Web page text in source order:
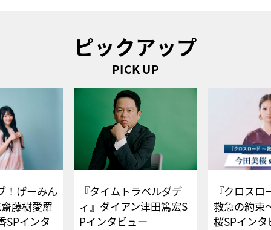
ピックアップ
PICK UP
！げーみん
藤樹愛羅
SPインタ
『タイムトラベルダデ
ィ』ダイアン津田篤宏S
Pインタビュー
『クロス
救急の約束
桜SPイ